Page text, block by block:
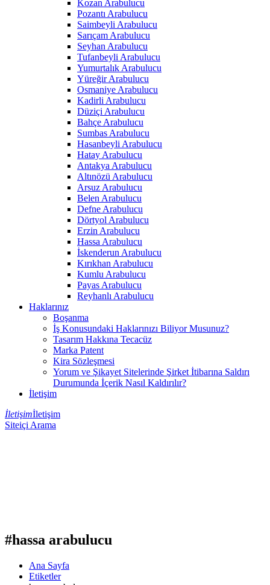
Kozan Arabulucu
Pozantı Arabulucu
Saimbeyli Arabulucu
Sarıçam Arabulucu
Seyhan Arabulucu
Tufanbeyli Arabulucu
Yumurtalık Arabulucu
Yüreğir Arabulucu
Osmaniye Arabulucu
Kadirli Arabulucu
Düziçi Arabulucu
Bahçe Arabulucu
Sumbas Arabulucu
Hasanbeyli Arabulucu
Hatay Arabulucu
Antakya Arabulucu
Altınözü Arabulucu
Arsuz Arabulucu
Belen Arabulucu
Defne Arabulucu
Dörtyol Arabulucu
Erzin Arabulucu
Hassa Arabulucu
İskenderun Arabulucu
Kırıkhan Arabulucu
Kumlu Arabulucu
Payas Arabulucu
Reyhanlı Arabulucu
Haklarınız
Boşanma
İş Konusundaki Haklarınızı Biliyor Musunuz?
Tasarım Hakkına Tecacüz
Marka Patent
Kira Sözleşmesi
Yorum ve Şikayet Sitelerinde Şirket İtibarına Saldırı
Durumunda İçerik Nasıl Kaldırılır?
İletişim
İletişimİletişim
Siteiçi Arama
#hassa arabulucu
Ana Sayfa
Etiketler